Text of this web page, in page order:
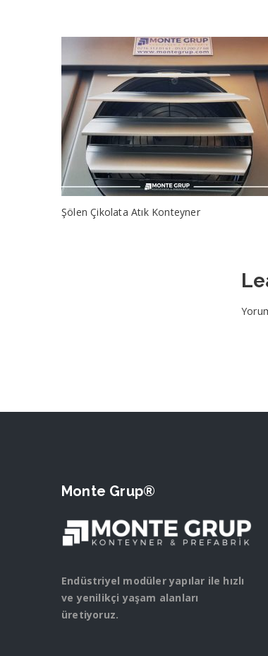
Şölen Çikolata Atık Konteyner
Monte Grup®
Endüstriyel modüler yapılar ile hızlı
ve yenilikçi yaşam alanları
üretiyoruz.